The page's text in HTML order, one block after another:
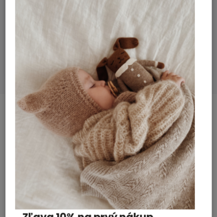
Nová holandská značka v našej ponuke
ROUTE B!
Apple
WATER (AQUA), MALTODEXTRIN,
SYNTHETIC FLUORPHLOGOPITE,
PROPANEDIOL, PULLULAN,
POLYACRYLATE CROSSPOLYMER
6, AMMONIUM ACRYLATES CO
SÚVISIACI TOVAR Previous Next